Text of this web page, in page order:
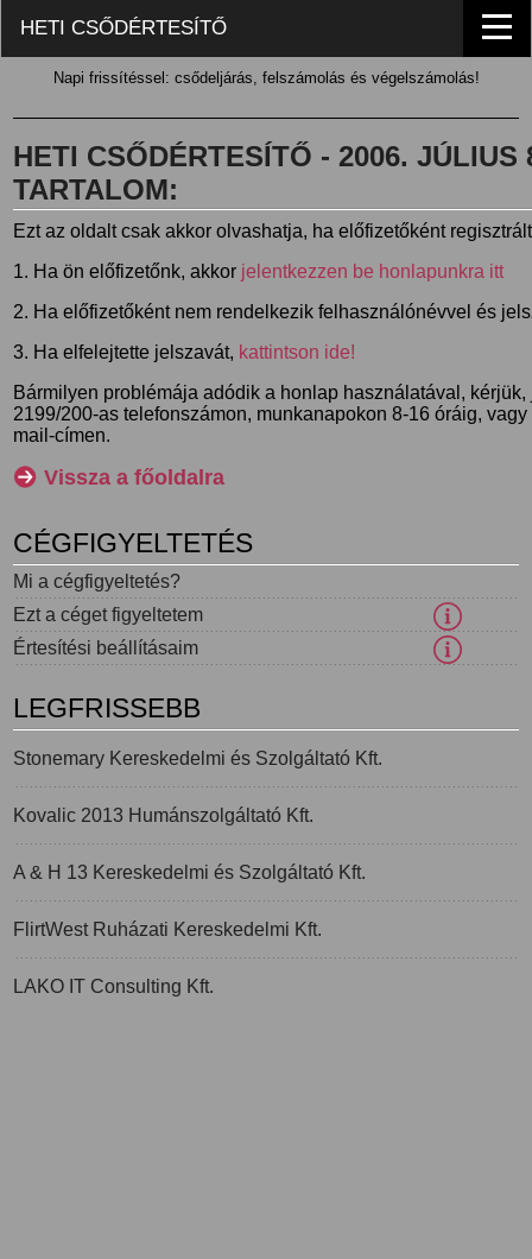
HETI CSŐDÉRTESÍTŐ
Napi frissítéssel: csődeljárás, felszámolás és végelszámolás!
HETI CSŐDÉRTESÍTŐ - 2006. JÚLIUS
TARTALOM:
Ezt az oldalt csak akkor olvashatja, ha előfizetőként
1. Ha ön előfizetőnk, akkor jelentkezzen be honlapunkra itt
2. Ha előfizetőként nem rendelkezik felhasználónévvel és
3. Ha elfelejtette jelszavát, kattintson ide!
Bármilyen problémája adódik a honlap használatával,
2199/200-as telefonszámon, munkanapokon 8-16 óráig,
mail-címen.
Vissza a főoldalra
CÉGFIGYELTETÉS
Mi a cégfigyeltetés?
Ezt a céget figyeltetem
Értesítési beállításaim
LEGFRISSEBB
Stonemary Kereskedelmi és Szolgáltató Kft.
Kovalic 2013 Humánszolgáltató Kft.
A & H 13 Kereskedelmi és Szolgáltató Kft.
FlirtWest Ruházati Kereskedelmi Kft.
LAKO IT Consulting Kft.